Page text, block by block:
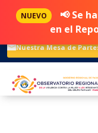
Nuestra Mesa de
NUEVO
📢 Se
en el